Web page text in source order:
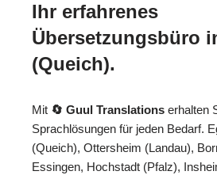
Ihr erfahrenes
Übersetzungsbüro
(Queich).
Mit 🔄 Guul Translations erhalten
Sprachlösungen für jeden Bedarf.
(Queich), Ottersheim (Landau),
Essingen, Hochstadt (Pfalz),